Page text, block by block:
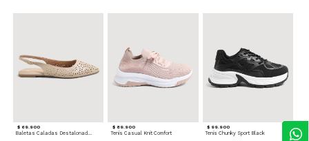
$ 69.900
Baletas Caladas Destalonadas
$ 89.900
Tenis Casual Knit Comfort
$ 99.900
Tenis Chunky Sport Black